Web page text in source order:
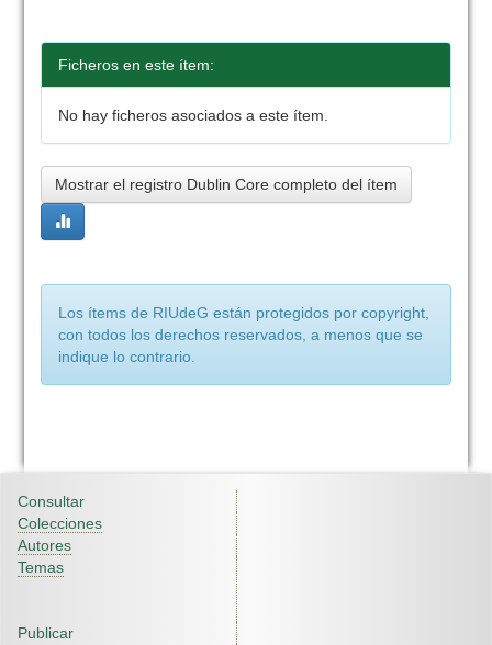
Ficheros en este ítem:
No hay ficheros asociados a este ítem.
Mostrar el registro Dublin Core completo del ítem
Los ítems de RIUdeG están protegidos por copyright,
con todos los derechos reservados, a menos que se
indique lo contrario.
Consultar
Colecciones
Autores
Temas
Publicar